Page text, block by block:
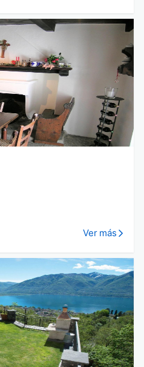
Ver más